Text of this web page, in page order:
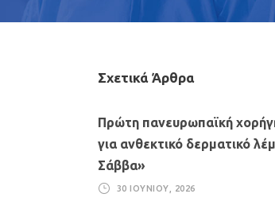
Σχετικά Άρθρα
Πρώτη πανευρωπαϊκή
για ανθεκτικό δερματικό
Σάββα»
30 ΙΟΥΝΊΟΥ, 2026